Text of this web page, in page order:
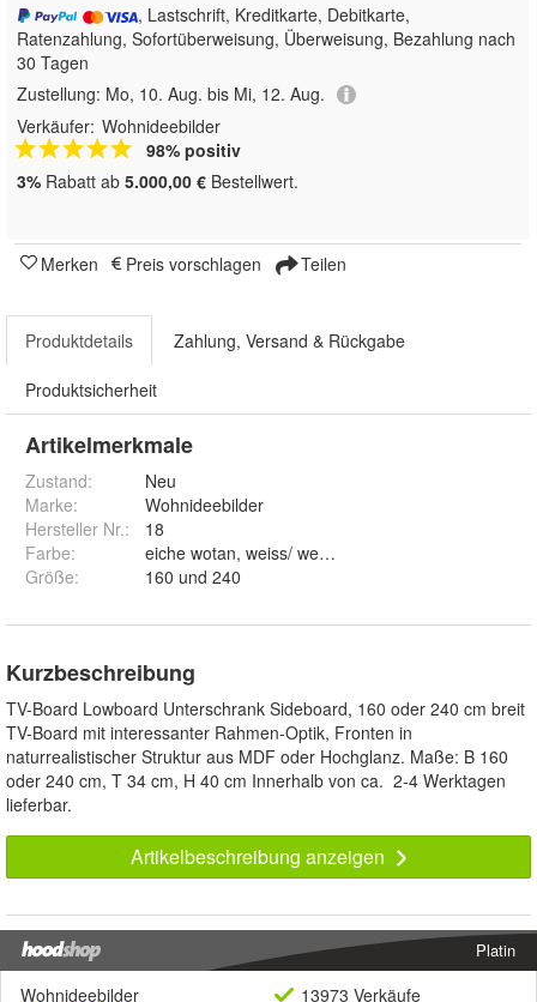
, Lastschrift, Kreditkarte, Debitkarte,
Ratenzahlung, Sofortüberweisung, Überweisung, Bezahlung nach
30 Tagen
Zustellung: Mo, 10. Aug. bis Mi, 12. Aug.
Verkäufer: Wohnideebilder
98% positiv
3% Rabatt ab 5.000,00 € Bestellwert.
Merken Preis vorschlagen Teilen
Produktdetails Zahlung, Versand & Rückgabe
Produktsicherheit
Artikelmerkmale
Zustand:
Neu
Marke:
Wohnideebilder
Hersteller Nr.:
18
Farbe:
Größe: 160 und 240
Kurzbeschreibung
TV-Board Lowboard Unterschrank Sideboard, 160 oder 240 cm breit
TV-Board mit interessanter Rahmen-Optik, Fronten in
naturrealistischer Struktur aus MDF oder Hochglanz. Maße: B 160
oder 240 cm, T 34 cm, H 40 cm Innerhalb von ca. 2-4 Werktagen
lieferbar.
Artikelbeschreibung anzeigen
Platin
Wohnideebilder
13973 Verkäufe